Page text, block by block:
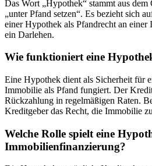
Das Wort „Hypothek“ stammt aus dem
„unter Pfand setzen“. Es bezieht sich
einer Hypothek als Pfandrecht an
ein Darlehen.
Wie funktioniert eine
Eine Hypothek dient als Sicherheit für
Immobilie als Pfand fungiert. Der
Rückzahlung in regelmäßigen Raten.
Kreditgeber das Recht, die Immobilie
Welche Rolle spielt eine
Immobilienfinanzierung?